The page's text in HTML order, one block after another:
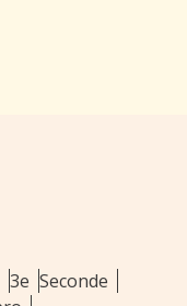
3e Seconde